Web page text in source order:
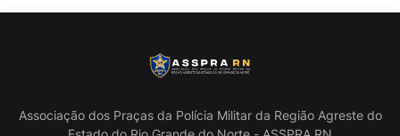
Associação dos Praças da Polícia Militar da Região Agreste do